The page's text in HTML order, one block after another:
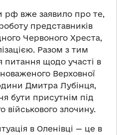
рф вже заявило про те,
представників
Червоного Хреста,
Разом з тим
питання щодо участі в
Верховної
Дмитра Лубінця,
бути присутнім під
військового злочину.
в Оленівці — це в